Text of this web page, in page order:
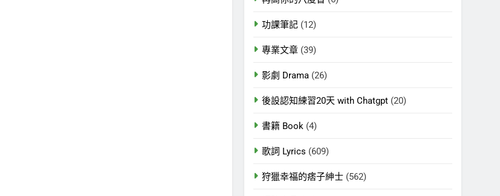
功課筆記 (12)
專業文章 (39)
影劇 Drama (26)
後設認知練習20天 with Chatgpt (20)
書籍 Book (4)
歌詞 Lyrics (609)
狩獵幸福的痞子紳士 (562)